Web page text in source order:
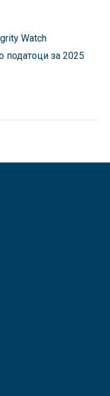
Watch
податоци за 2025